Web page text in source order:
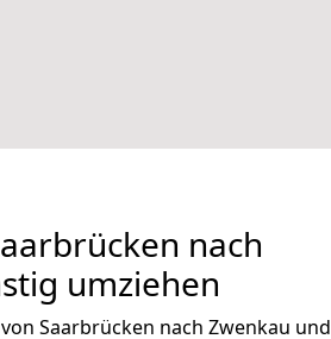
nach
umziehen
Saarbrücken nach Zwenkau und